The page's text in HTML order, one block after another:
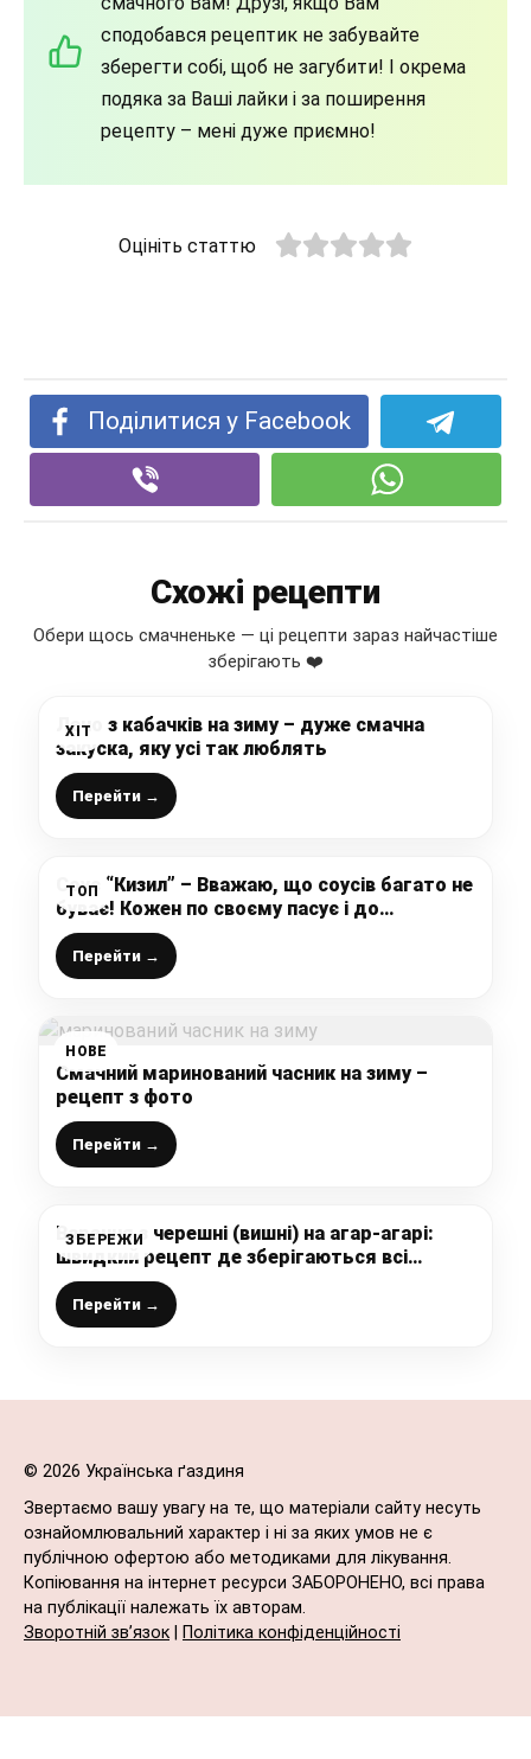
сподобався рецептик не забувайте
зберегти собі, щоб не загубити! І окрема
подяка за Ваші лайки і за поширення
рецепту – мені дуже приємно!
Оцініть статтю
Поділитися у Facebook
Схожі рецепти
Обери щось смачненьке — ці рецепти зараз найчастіше
зберігають ❤️
ХІТ
Лечо з кабачків на зиму – дуже смачна
закуска, яку усі так люблять
Перейти →
ТОП
Соус “Кизил” – Вважаю, що соусів багато не
буває! Кожен по своєму пасує і до
макаронів, до м’яса. Збегігайте рецептик
Перейти →
НОВЕ
Смачний маринований часник на зиму –
рецепт з фото
Перейти →
ЗБЕРЕЖИ
Варення з черешні (вишні) на агар-агарі:
швидкий рецепт де зберігаються всі
вітаміни
Перейти →
© 2026 Українська ґаздиня
Звертаємо вашу увагу на те, що матеріали сайту несуть
ознайомлювальний характер і ні за яких умов не є
публічною офертою або методиками для лікування.
Копіювання на інтернет ресурси ЗАБОРОНЕНО, всі права
на публікації належать їх авторам.
Зворотній зв’язок
Політика конфіденційності